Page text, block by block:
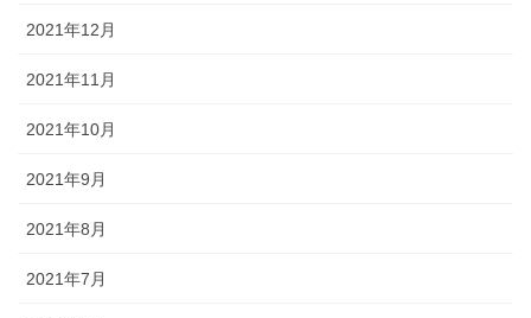
2021年12月
2021年11月
2021年10月
2021年9月
2021年8月
2021年7月